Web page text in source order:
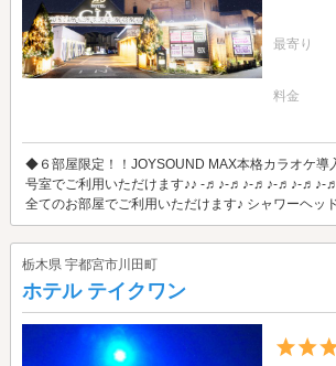
最寄り
料金
◆６部屋限定！！JOYSOUND MAX本格カラオケ
号室でご利用いただけます♪♪ -♬♪-♬♪-♬♪-♬♪-
全てのお部屋でご利用いただけます♪ シャワーヘッド
栃木県 宇都宮市川田町
ホテル テイクワン